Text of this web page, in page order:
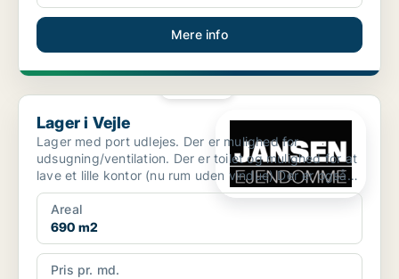
Mere info
Lager i Vejle
Lager i Vejle
Lager med port udlejes. Der er mulighed for
udsugning/ventilation. Der er toilet og mulighed for at
lave et lille kontor (nu rum uden vindue) Der er også
mul...
Areal
690 m2
Pris pr. md.